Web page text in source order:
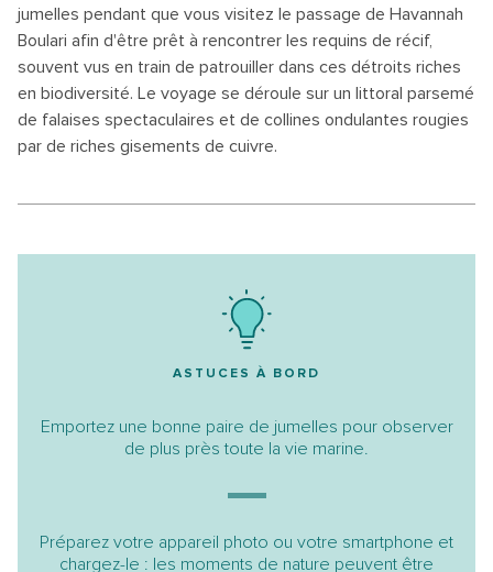
jumelles pendant que vous visitez le passage de Havannah
Boulari afin d'être prêt à rencontrer les requins de récif,
souvent vus en train de patrouiller dans ces détroits riches
en biodiversité. Le voyage se déroule sur un littoral parsemé
de falaises spectaculaires et de collines ondulantes rougies
par de riches gisements de cuivre.
ASTUCES À BORD
Emportez une bonne paire de jumelles pour observer
de plus près toute la vie marine.
Préparez votre appareil photo ou votre smartphone et
chargez-le : les moments de nature peuvent être